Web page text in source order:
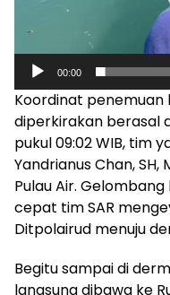
00:00
Koordinat penemuan
diperkirakan berasal
pukul 09:02 WIB, tim
Yandrianus Chan,
Pulau Air.
cepat tim SAR
Ditpolairud menuju
Begitu sampai di
langsung dibawa ke